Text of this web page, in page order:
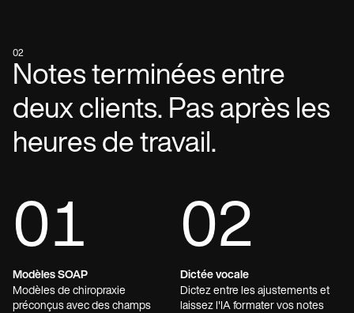
02
Notes terminées entre
deux clients. Pas après les
heures de travail.
01
Modèles SOAP
Modèles de chiropraxie
préconçus avec des champs
02
Dictée vocale
Dictez entre les ajustements et
laissez l'IA formater vos notes